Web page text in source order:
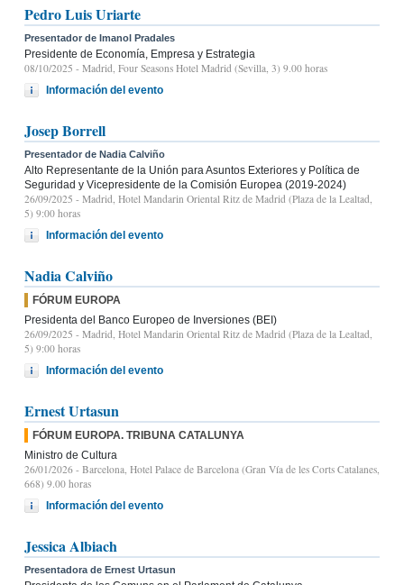
Pedro Luis Uriarte
Presentador de Imanol Pradales
Presidente de Economía, Empresa y Estrategia
08/10/2025 - Madrid, Four Seasons Hotel Madrid (Sevilla, 3) 9.00 horas
Información del evento
Josep Borrell
Presentador de Nadia Calviño
Alto Representante de la Unión para Asuntos Exteriores y Política de
Seguridad y Vicepresidente de la Comisión Europea (2019-2024)
26/09/2025 - Madrid, Hotel Mandarin Oriental Ritz de Madrid (Plaza de la Lealtad,
5) 9:00 horas
Información del evento
Nadia Calviño
FÓRUM EUROPA
Presidenta del Banco Europeo de Inversiones (BEI)
26/09/2025 - Madrid, Hotel Mandarin Oriental Ritz de Madrid (Plaza de la Lealtad,
5) 9:00 horas
Información del evento
Ernest Urtasun
FÓRUM EUROPA. TRIBUNA CATALUNYA
Ministro de Cultura
26/01/2026 - Barcelona, Hotel Palace de Barcelona (Gran Vía de les Corts Catalanes,
668) 9.00 horas
Información del evento
Jessica Albiach
Presentadora de Ernest Urtasun